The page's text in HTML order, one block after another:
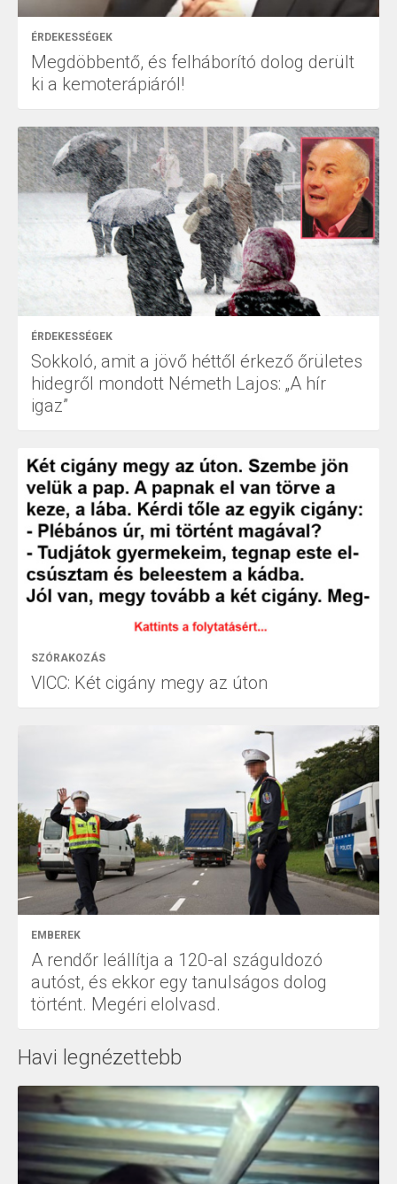
ÉRDEKESSÉGEK
Megdöbbentő, és felháborító dolog derült
ki a kemoterápiáról!
ÉRDEKESSÉGEK
Sokkoló, amit a jövő héttől érkező őrületes
hidegről mondott Németh Lajos: „A hír
igaz”
SZÓRAKOZÁS
VICC: Két cigány megy az úton
EMBEREK
A rendőr leállítja a 120-al száguldozó
autóst, és ekkor egy tanulságos dolog
történt. Megéri elolvasd.
Havi legnézettebb